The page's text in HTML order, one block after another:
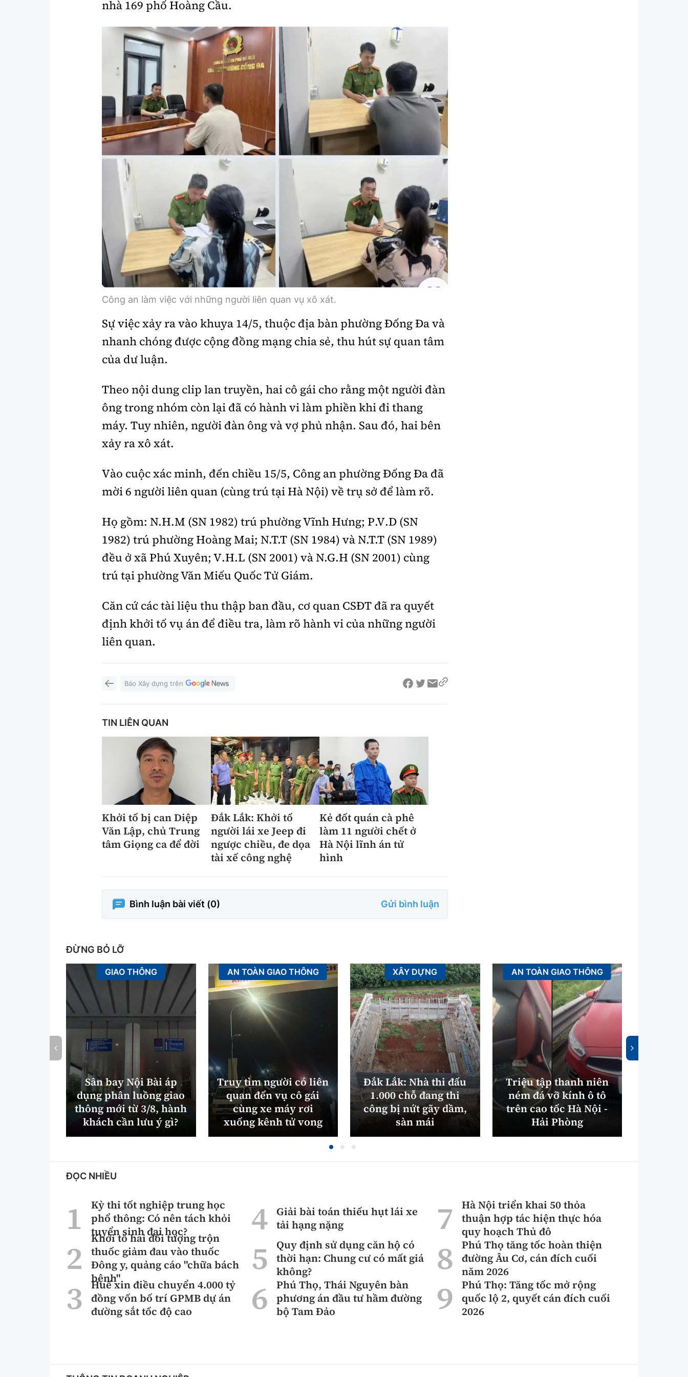
Lao động - Công đoàn
Điện ảnh
Âm nhạc
Hậu trường sao
360 độ thể thao
AI
Tư vấn
Thời sự Quốc tế
Hồ sơ tài liệu
Thế giới giao thông
Thế giới xây dựng
Du lịch
Khám phá
Lối sống
Video
Thời sự
Khám phá
Camera giao thông
Giải trí - Thể thao
nhà 169 phố Hoàng Cầu.
Công an làm việc với những người liên quan vụ xô xát.
Sự việc xảy ra vào khuya 14/5, thuộc địa bàn phường Đống Đa và
nhanh chóng được cộng đồng mạng chia sẻ, thu hút sự quan tâm
của dư luận.
Theo nội dung clip lan truyền, hai cô gái cho rằng một người đàn
ông trong nhóm còn lại đã có hành vi làm phiền khi đi thang
máy. Tuy nhiên, người đàn ông và vợ phủ nhận. Sau đó, hai bên
xảy ra xô xát.
Vào cuộc xác minh, đến chiều 15/5, Công an phường Đống Đa đã
mời 6 người liên quan (cùng trú tại Hà Nội) về trụ sở để làm rõ.
Họ gồm: N.H.M (SN 1982) trú phường Vĩnh Hưng; P.V.D (SN
1982) trú phường Hoàng Mai; N.T.T (SN 1984) và N.T.T (SN 1989)
đều ở xã Phú Xuyên; V.H.L (SN 2001) và N.G.H (SN 2001) cùng
trú tại phường Văn Miếu Quốc Tử Giám.
Căn cứ các tài liệu thu thập ban đầu, cơ quan CSĐT đã ra quyết
định khởi tố vụ án để điều tra, làm rõ hành vi của những người
liên quan.
Báo Xây dựng trên
TIN LIÊN QUAN
Khởi tố bị can Diệp
Văn Lập, chủ Trung
tâm Giọng ca để đời
Đắk Lắk: Khởi tố
người lái xe Jeep đi
ngược chiều, đe dọa
tài xế công nghệ
Kẻ đốt quán cà phê
làm 11 người chết ở
Hà Nội lĩnh án tử
hình
Bình luận bài viết (0) Gửi bình luận
ĐỪNG BỎ LỠ
GIAO THÔNG
Sân bay Nội Bài áp
dụng phân luồng giao
thông mới từ 3/8, hành
khách cần lưu ý gì?
AN TOÀN GIAO THÔNG
Truy tìm người có liên
quan đến vụ cô gái
cùng xe máy rơi
xuống kênh tử vong
XÂY DỰNG
Đắk Lắk: Nhà thi đấu
1.000 chỗ đang thi
công bị nứt gãy dầm,
sàn mái
AN TOÀN GIAO THÔNG
Triệu tập thanh niên
ném đá vỡ kính ô tô
trên cao tốc Hà Nội -
Hải Phòng
ĐỌC NHIỀU
Kỳ thi tốt nghiệp trung học
phổ thông: Có nên tách khỏi
tuyển sinh đại học?
Khởi tố hai đối tượng trộn
thuốc giảm đau vào thuốc
Đông y, quảng cáo "chữa bách
bệnh"
Huế xin điều chuyển 4.000 tỷ
đồng vốn bố trí GPMB dự án
đường sắt tốc độ cao
Giải bài toán thiếu hụt lái xe
tải hạng nặng
Quy định sử dụng căn hộ có
thời hạn: Chung cư có mất giá
không?
Phú Thọ, Thái Nguyên bàn
phương án đầu tư hầm đường
bộ Tam Đảo
Hà Nội triển khai 50 thỏa
thuận hợp tác hiện thực hóa
quy hoạch Thủ đô
Phú Thọ tăng tốc hoàn thiện
đường Âu Cơ, cán đích cuối
năm 2026
Phú Thọ: Tăng tốc mở rộng
quốc lộ 2, quyết cán đích cuối
2026